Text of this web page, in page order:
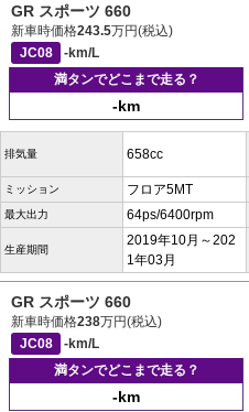
GR スポーツ 660
新車時価格243.5万円(税込)
JC08
-km/L
満タンでどこまで走る？
-km
排気量 658cc
ミッション フロア5MT
最大出力 64ps/6400rpm
生産期間
2019年10月～202
1年03月
GR スポーツ 660
新車時価格238万円(税込)
JC08
-km/L
満タンでどこまで走る？
-km